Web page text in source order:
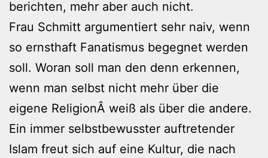
berichten, mehr aber auch nicht.
Frau Schmitt argumentiert sehr naiv, wenn
so ernsthaft Fanatismus begegnet werden
soll. Woran soll man den denn erkennen,
wenn man selbst nicht mehr über die
eigene ReligionÂ weiß als über die andere.
Ein immer selbstbewusster auftretender
Islam freut sich auf eine Kultur, die nach